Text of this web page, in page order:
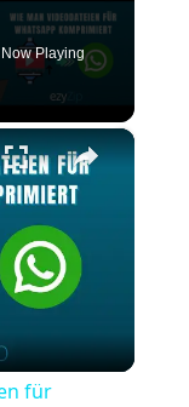
Now Playing
×
für